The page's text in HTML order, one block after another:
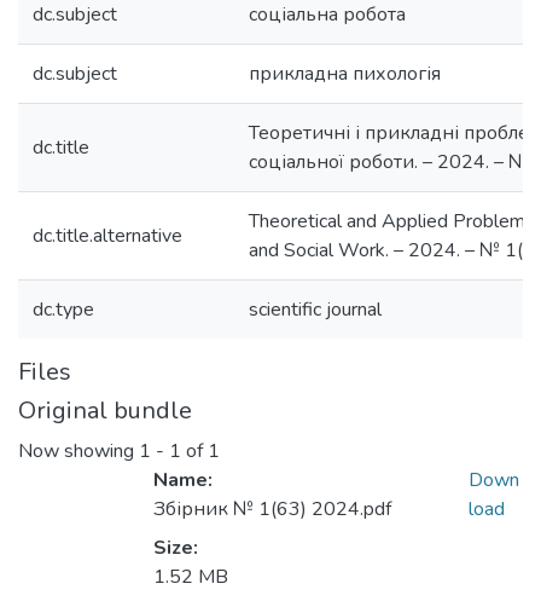
dc.subject соціальна робота
dc.subject прикладна пихологія
dc.title
Теоретичні і прикладні
соціальної роботи. – 2024. – №
dc.title.alternative
Theoretical and Applied
and Social Work. – 2024. – №
dc.type scientific journal
Files
Original bundle
Now showing 1 - 1 of 1
Name:
Збірник № 1(63) 2024.pdf
Size:
1.52 MB
Down
load